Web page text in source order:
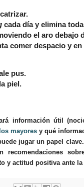
cada día y elimina
el aro debajo
comer despacio y
pus.
piel.
información útil
mayoresy qué
jugar un papel
recomendaciones
y actitud positiva ante la